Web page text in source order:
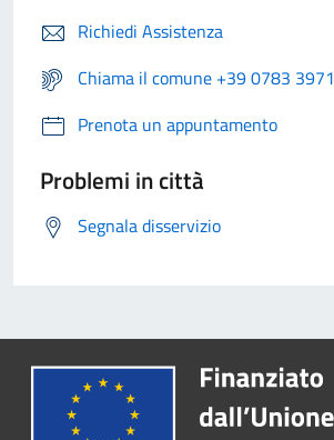
Richiedi Assistenza
Chiama il comune +39 0783 3971
Prenota un appuntamento
Problemi in città
Segnala disservizio